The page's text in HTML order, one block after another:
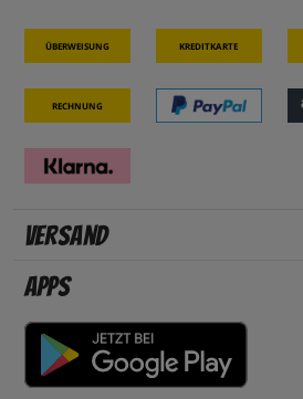
Überweisung Kreditkarte
Rechnung
Versand
Apps